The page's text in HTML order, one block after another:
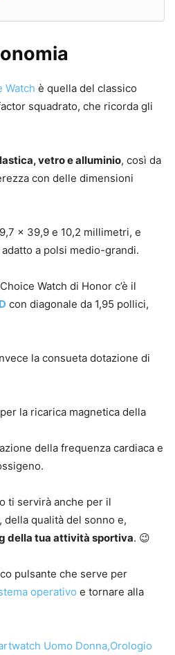
Watch è quella del classico
squadrato, che ricorda gli
vetro e alluminio, così da
con delle dimensioni
x 39,9 e 10,2 millimetri, e
a polsi medio-grandi.
Watch di Honor c’è il
con diagonale da 1,95 pollici,
la consueta dotazione di
la ricarica magnetica della
della frequenza cardiaca e
ti servirà anche per il
qualità del sonno e,
della tua attività sportiva. 😉
pulsante che serve per
operativo e tornare alla